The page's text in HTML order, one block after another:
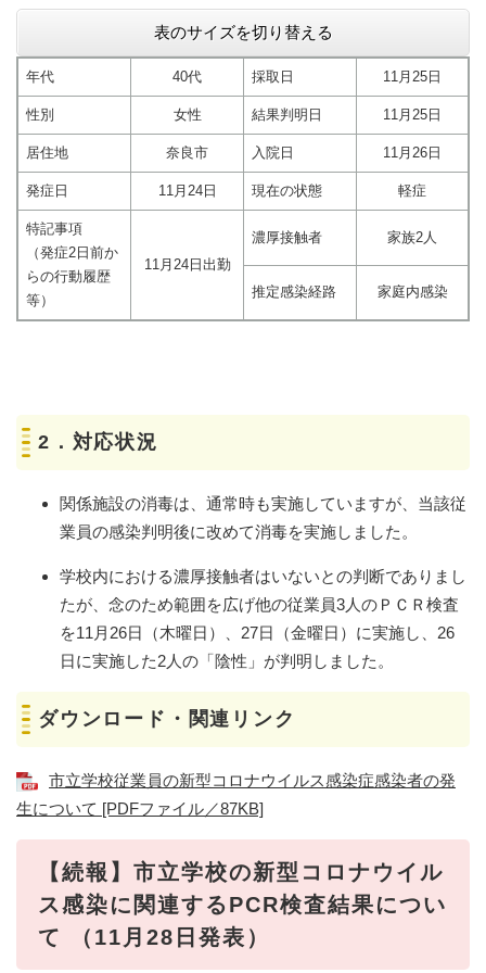
表のサイズを切り替える
年代 40代 採取日 11月25日
性別 女性 結果判明日 11月25日
居住地 奈良市 入院日 11月26日
発症日 11月24日 現在の状態 軽症
特記事項
（発症2日前か
らの行動履歴
等）
11月24日出勤
濃厚接触者 家族2人
推定感染経路 家庭内感染
2．対応状況
関係施設の消毒は、通常時も実施していますが、当該従
業員の感染判明後に改めて消毒を実施しました。
学校内における濃厚接触者はいないとの判断でありまし
たが、念のため範囲を広げ他の従業員3人のＰＣＲ検査
を11月26日（木曜日）、27日（金曜日）に実施し、26
日に実施した2人の「陰性」が判明しました。
ダウンロード・関連リンク
市立学校従業員の新型コロナウイルス感染症感染者の発
生について [PDFファイル／87KB]
【続報】市立学校の新型コロナウイル
ス感染に関連するPCR検査結果につい
て （11月28日発表）